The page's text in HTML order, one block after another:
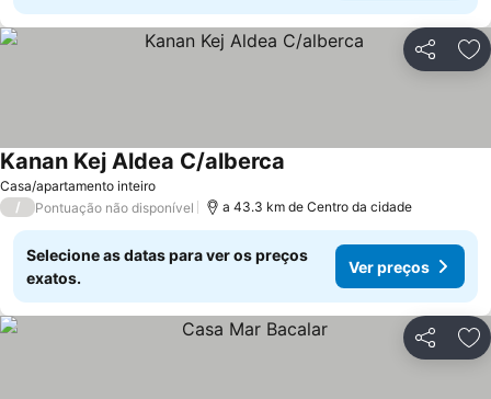
Partilhar
Casa/apartamento inteiro
Kanan Kej Aldea C/alberca
/ Pontuação não disponível a 43.3 km de Centro da cidade
Selecione as datas para ver os preços
exatos.
Ver preços
Partilhar